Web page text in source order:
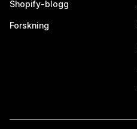
Shopify-blogg
Forskning